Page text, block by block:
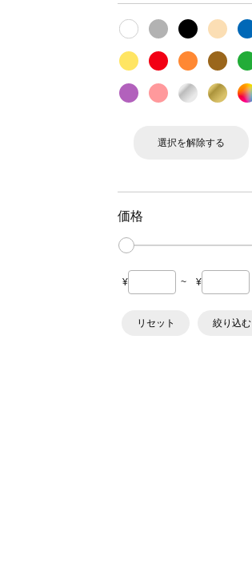
選択を解除する
価格
¥ ~ ¥
リセット 絞り込む